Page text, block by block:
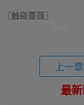
〖触碰蔷薇〗
上一章
最